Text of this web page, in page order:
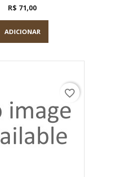
R$ 71,00
ADICIONAR
favorite_border